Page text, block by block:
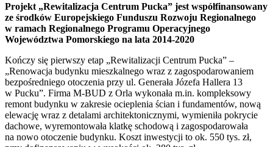
Projekt „Rewitalizacja Centrum Pucka” jest współfinansowany
ze środków Europejskiego Funduszu Rozwoju Regionalnego
w ramach Regionalnego Programu Operacyjnego
Województwa Pomorskiego na lata 2014-2020
Kończy się pierwszy etap „Rewitalizacji Centrum Pucka” –
„Renowacja budynku mieszkalnego wraz z zagospodarowaniem
bezpośredniego otoczenia przy ul. Generała Józefa Hallera 13
w Pucku”. Firma M-BUD z Orla wykonała m.in. kompleksowy
remont budynku w zakresie ocieplenia ścian i fundamentów, nową
elewację wraz z detalami architektonicznymi, wymieniła pokrycie
dachowe, wyremontowała klatkę schodową i zagospodarowała
na nowo otoczenie budynku. Koszt inwestycji to ok. 550 tys. zł,